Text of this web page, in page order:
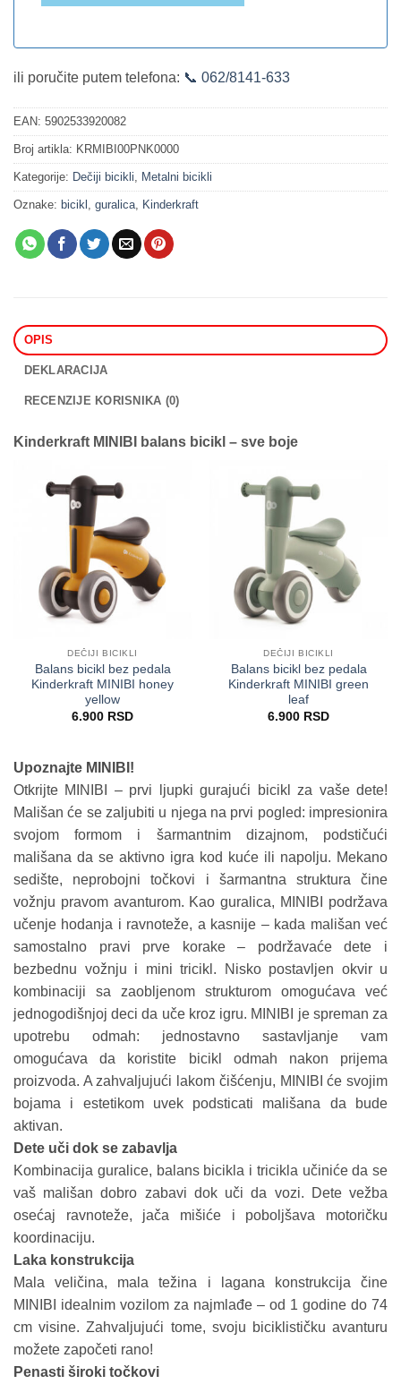
ili poručite putem telefona: 📞 062/8141-633
EAN: 5902533920082
Broj artikla: KRMIBI00PNK0000
Kategorije: Dečiji bicikli Metalni bicikli
Oznake: bicikl guralica Kinderkraft
OPIS
DEKLARACIJA
RECENZIJE KORISNIKA (0)
Kinderkraft MINIBI balans bicikl – sve boje
DEČIJI BICIKLI
Balans bicikl bez pedala
Kinderkraft MINIBI honey
yellow
6.900 RSD
DEČIJI BICIKLI
Balans bicikl bez pedala
Kinderkraft MINIBI green
leaf
6.900 RSD
Upoznajte MINIBI!
Otkrijte MINIBI – prvi ljupki gurajući bicikl za vaše dete!
Mališan će se zaljubiti u njega na prvi pogled: impresionira
svojom formom i šarmantnim dizajnom, podstičući
mališana da se aktivno igra kod kuće ili napolju. Mekano
sedište, neprobojni točkovi i šarmantna struktura čine
vožnju pravom avanturom. Kao guralica, MINIBI podržava
učenje hodanja i ravnoteže, a kasnije – kada mališan već
samostalno pravi prve korake – podržavaće dete i
bezbednu vožnju i mini tricikl. Nisko postavljen okvir u
kombinaciji sa zaobljenom strukturom omogućava već
jednogodišnjoj deci da uče kroz igru. MINIBI je spreman za
upotrebu odmah: jednostavno sastavljanje vam
omogućava da koristite bicikl odmah nakon prijema
proizvoda. A zahvaljujući lakom čišćenju, MINIBI će svojim
bojama i estetikom uvek podsticati mališana da bude
aktivan.
Dete uči dok se zabavlja
Kombinacija guralice, balans bicikla i tricikla učiniće da se
vaš mališan dobro zabavi dok uči da vozi. Dete vežba
osećaj ravnoteže, jača mišiće i poboljšava motoričku
koordinaciju.
Laka konstrukcija
Mala veličina, mala težina i lagana konstrukcija čine
MINIBI idealnim vozilom za najmlađe – od 1 godine do 74
cm visine. Zahvaljujući tome, svoju biciklističku avanturu
možete započeti rano!
Penasti široki točkovi